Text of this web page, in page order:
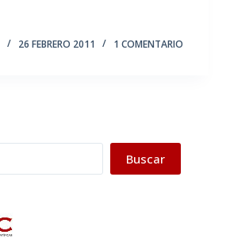
26 FEBRERO 2011 1 COMENTARIO
Buscar